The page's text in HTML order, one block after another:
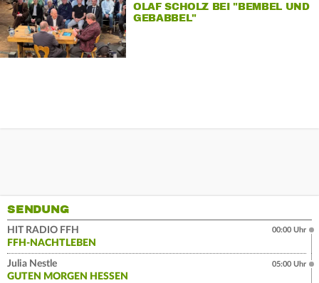
OLAF SCHOLZ BEI "BEMBEL UND
GEBABBEL"
SENDUNG
HIT RADIO FFH
FFH-NACHTLEBEN
00:00 Uhr
Julia Nestle
GUTEN MORGEN HESSEN
05:00 Uhr